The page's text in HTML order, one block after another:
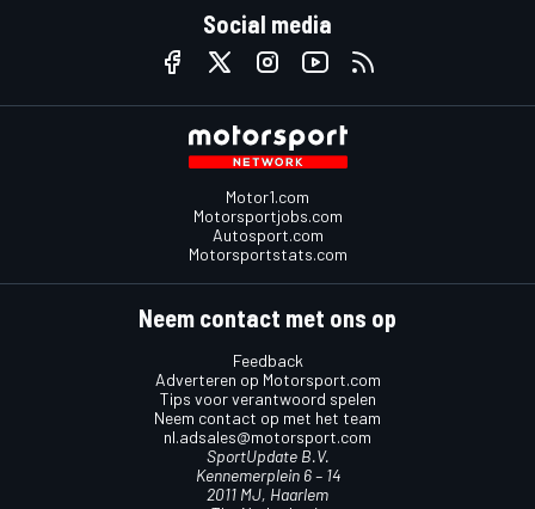
Social media
Motor1.com
Motorsportjobs.com
Autosport.com
Motorsportstats.com
Neem contact met ons op
Feedback
Adverteren op Motorsport.com
Tips voor verantwoord spelen
Neem contact op met het team
nl.adsales@motorsport.com
SportUpdate B.V.
Kennemerplein 6 – 14
2011 MJ, Haarlem